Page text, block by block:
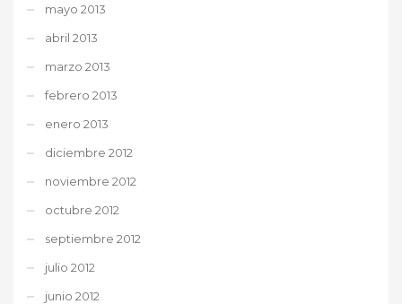
mayo 2013
abril 2013
marzo 2013
febrero 2013
enero 2013
diciembre 2012
noviembre 2012
octubre 2012
septiembre 2012
julio 2012
junio 2012